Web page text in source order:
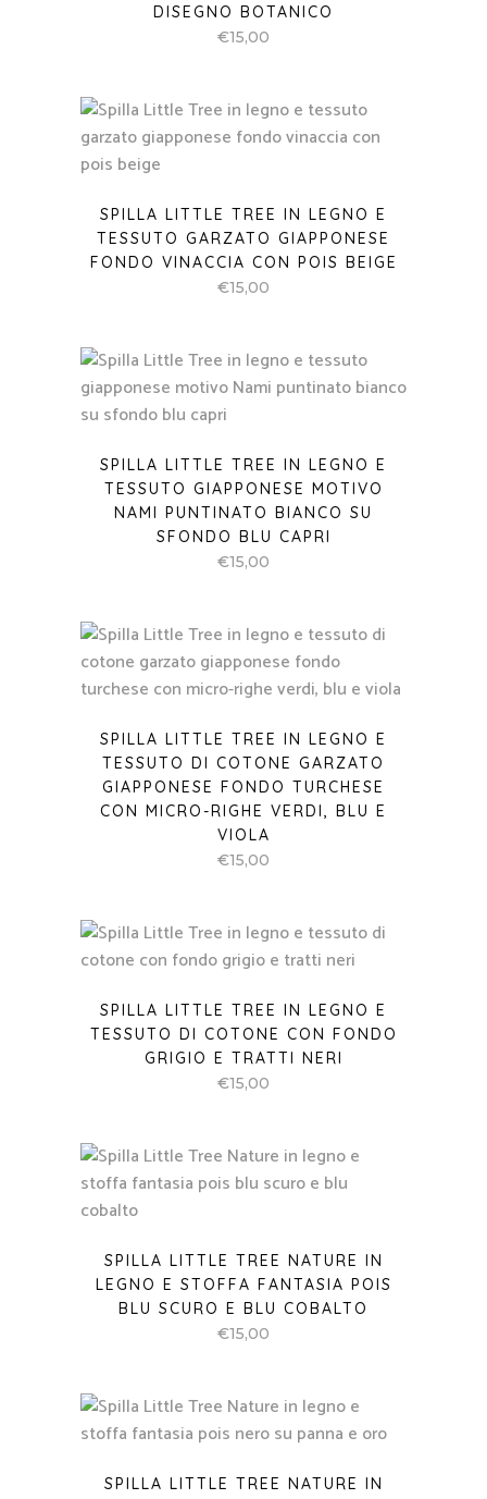
DISEGNO BOTANICO
€15,00
SPILLA LITTLE TREE IN LEGNO E
TESSUTO GARZATO GIAPPONESE
FONDO VINACCIA CON POIS BEIGE
€15,00
SPILLA LITTLE TREE IN LEGNO E
TESSUTO GIAPPONESE MOTIVO
NAMI PUNTINATO BIANCO SU
SFONDO BLU CAPRI
€15,00
SPILLA LITTLE TREE IN LEGNO E
TESSUTO DI COTONE GARZATO
GIAPPONESE FONDO TURCHESE
CON MICRO-RIGHE VERDI, BLU E
VIOLA
€15,00
SPILLA LITTLE TREE IN LEGNO E
TESSUTO DI COTONE CON FONDO
GRIGIO E TRATTI NERI
€15,00
SPILLA LITTLE TREE NATURE IN
LEGNO E STOFFA FANTASIA POIS
BLU SCURO E BLU COBALTO
€15,00
SPILLA LITTLE TREE NATURE IN